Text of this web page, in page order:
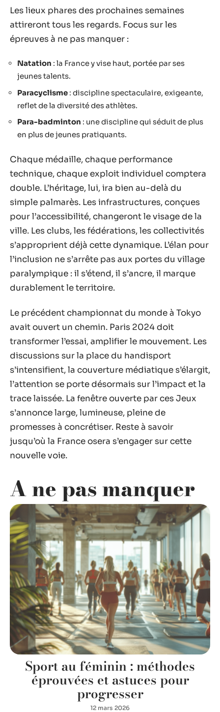
Les lieux phares des prochaines semaines
attireront tous les regards. Focus sur les
épreuves à ne pas manquer :
Natation : la France y vise haut, portée par ses
jeunes talents.
Paracyclisme : discipline spectaculaire, exigeante,
reflet de la diversité des athlètes.
Para-badminton : une discipline qui séduit de plus
en plus de jeunes pratiquants.
Chaque médaille, chaque performance
technique, chaque exploit individuel comptera
double. L’héritage, lui, ira bien au-delà du
simple palmarès. Les infrastructures, conçues
pour l’accessibilité, changeront le visage de la
ville. Les clubs, les fédérations, les collectivités
s’approprient déjà cette dynamique. L’élan pour
l’inclusion ne s’arrête pas aux portes du village
paralympique : il s’étend, il s’ancre, il marque
durablement le territoire.
Le précédent championnat du monde à Tokyo
avait ouvert un chemin. Paris 2024 doit
transformer l’essai, amplifier le mouvement. Les
discussions sur la place du handisport
s’intensifient, la couverture médiatique s’élargit,
l’attention se porte désormais sur l’impact et la
trace laissée. La fenêtre ouverte par ces Jeux
s’annonce large, lumineuse, pleine de
promesses à concrétiser. Reste à savoir
jusqu’où la France osera s’engager sur cette
nouvelle voie.
A ne pas manquer
Sport au féminin : méthodes
éprouvées et astuces pour
progresser
12 mars 2026